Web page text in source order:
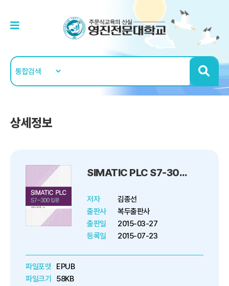
상세정보
SIMATIC PLC S7-300 입문
저자
김종선
출판사
복두출판사
출판일
2015-03-27
등록일
2015-07-23
파일포맷
EPUB
파일크기
58KB